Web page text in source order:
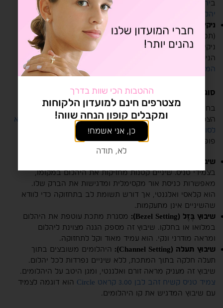
ביהלומים שחורים
צמיד טניס זהב צהוב 5.50 קראט
יהלומים שחורים Dark
, המציעים מראה דרמטי וייחודי.
ניקיון (Clarity):
הניקיון מתייחס להיעדר פגמים פנימיים
(תכלילים) או חיצוניים (כתמים) ביהלום. גם ביהלומים קטנים,
ניקיון גבוה מבטיח ברק מקסימלי. למידע מפורט יותר על מדדי
הניקיון והצבע, אנו ממליצים לקרוא את המאמר שלנו:מהם
המדדים של ניקיון וצבע ביהלומים ואיך הם נקבעים?
סוגי שיבוץ נפוצים בצמידי יהלומים
בחירת סוג השיבוץ משפיעה לא רק על המראה האסתטי של
הצמיד, אלא גם על עמידותו וקלות התחזוקה שלו.המדריך המלא
לסוגי שיבוץ יהלומים
מסביר בפירוט, אך הנה כמה שיבוצים
פופולריים לצמידים:
שיבוץ שיניים (Prong Setting):
בצמידי טניס. שיניים קטנות מחזיקות את היהלום במקומו,
מאפשרות כניסת אור מקסימלית ומדגישות את הברק שלו.
הוא קלאסי ואלגנטי, אך דורש תשומת לב בתחזוקה כדי לוודא
שהשיניים אינן מתעקמות.
שיבוץ בֶּזֶל (Bezel Setting):
מסגרת מתכת עוטפת את היהלום
במלואו או בחלקו. שיבוץ זה מספק הגנה מצוינת ליהלום
ומראה מודרני ונקי. הוא עמיד מאוד וקל לתחזוקה.
שיבוץ תעלה (Channel Setting):
היהלומים משובצים בתוך
תעלה חלקה בתוך המתכת, ללא שיניים נפרדות לכל יהלום.
שיבוץ זה מעניק מראה זורם ואלגנטי, ומגן היטב על היהלומים.
צמיד טניס קשיח זהב לבן 3.00 קראט Circle
הוא דוגמה לצמיד
עם שיבוץ המדגיש את קו היהלומים.
ההטבות הכי שוות בדרך
מצטרפים חינם למועדון הלקוחות
ומקבלים קופון הנחה שווה!
כן, אני אשמח!
לא, תודה